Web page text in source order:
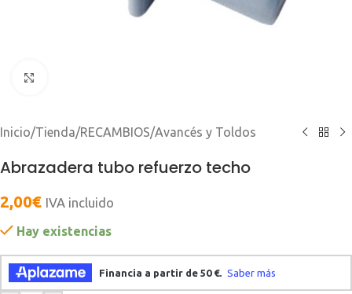
Inicio/Tienda/RECAMBIOS/Avancés y Toldos
Abrazadera tubo refuerzo techo
2,00€ IVA incluido
Hay existencias